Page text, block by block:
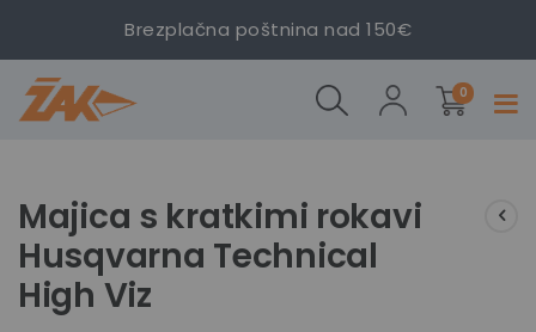
Brezplačna poštnina nad 150€
0izdelki
na
konec
galerije
slik
Husqvarna
Technical
na
začetek
galerije
slik
Majica s kratkimi rokavi
Husqvarna Technical
High Viz